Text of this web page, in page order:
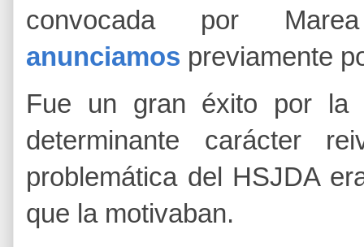
convocada por
anunciamos previamente
Fue un gran éxito por la
determinante carácter
problemática del HSJDA
que la motivaban.